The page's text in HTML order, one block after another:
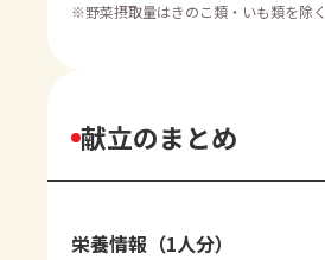
※野菜摂取量はきのこ類・いも類を除く
献立のまとめ
栄養情報（1人分）